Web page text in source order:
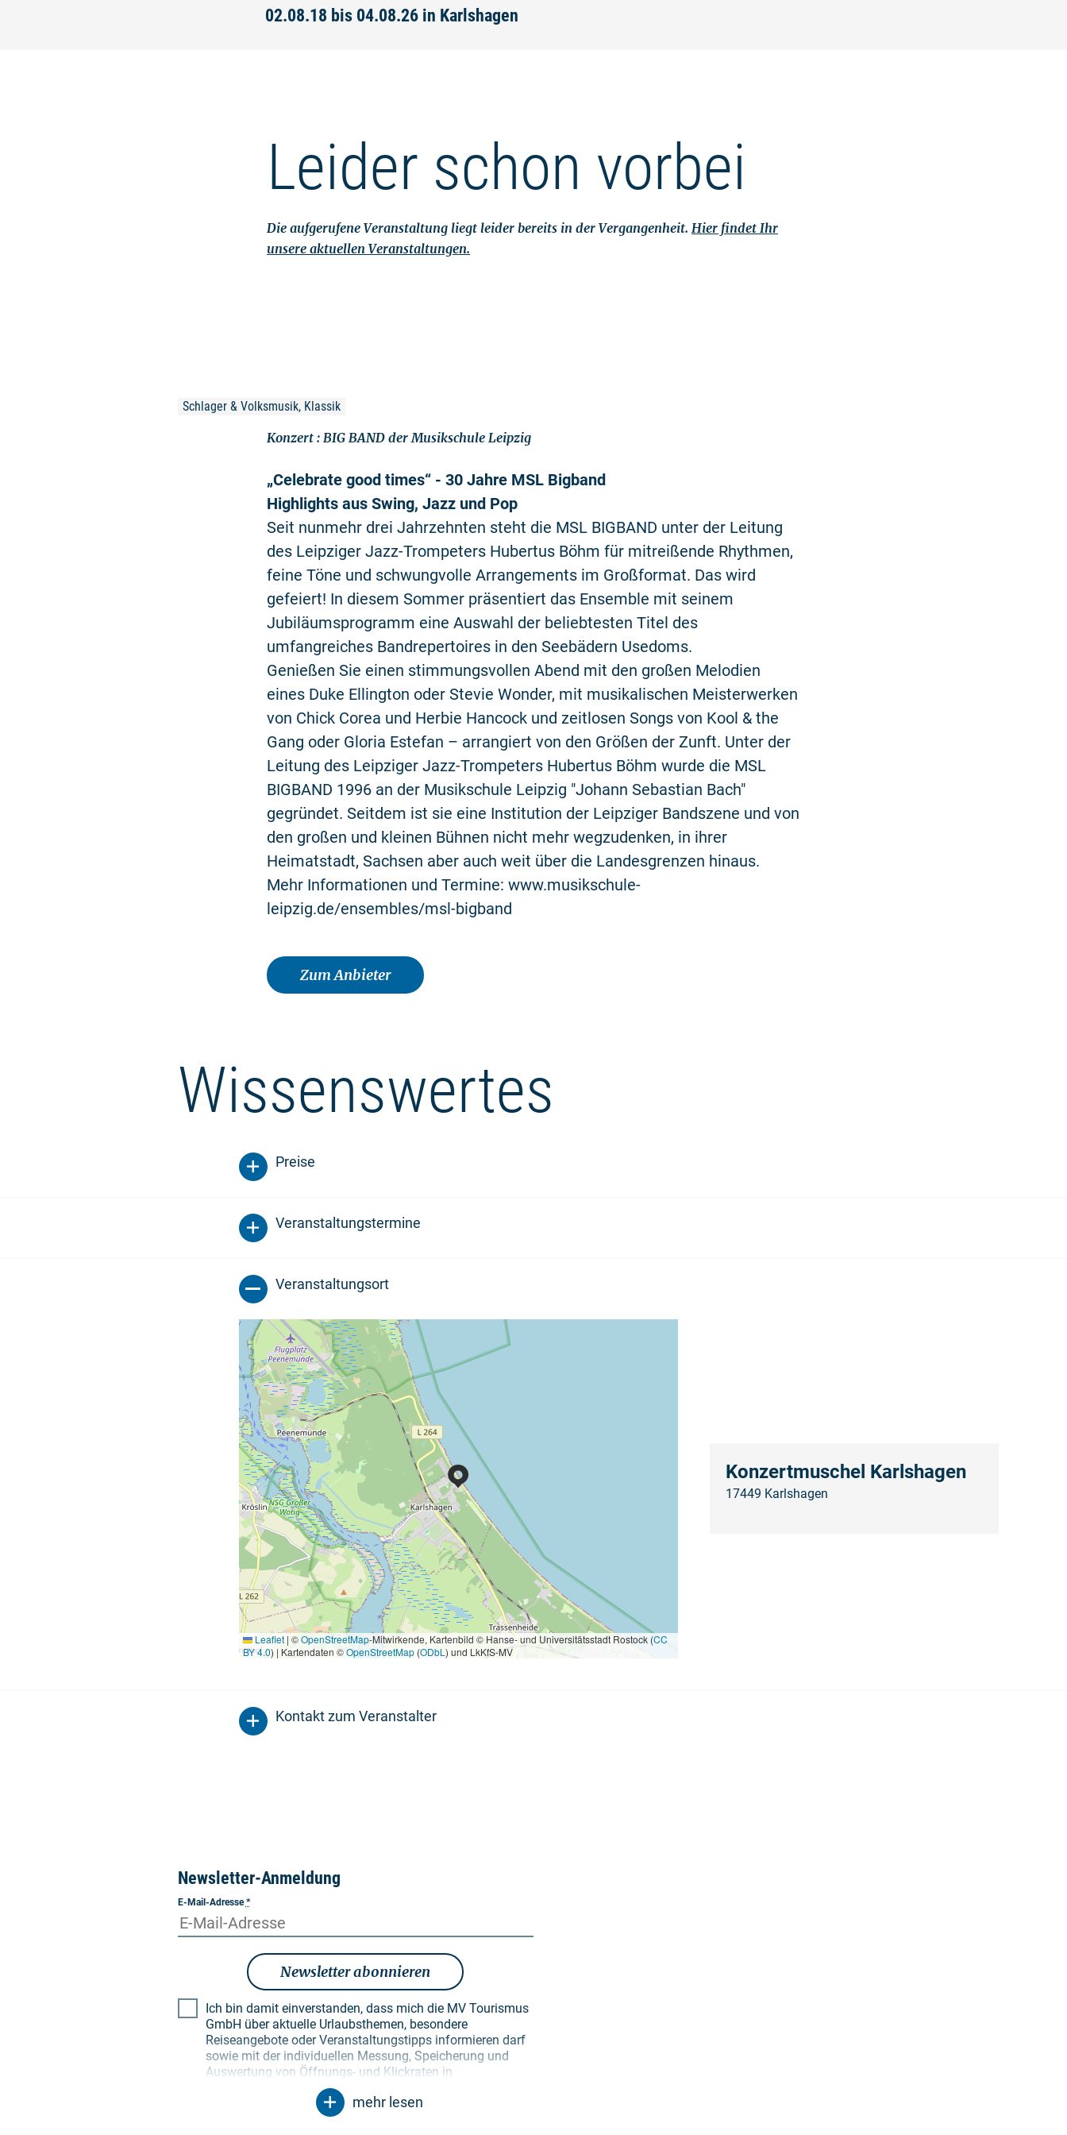
02.08.18 bis 04.08.26 in Karlshagen
Leider schon vorbei
Die aufgerufene Veranstaltung liegt leider bereits in der Vergangenheit. Hier findet Ihr
unsere aktuellen Veranstaltungen.
Schlager & Volksmusik, Klassik
Konzert : BIG BAND der Musikschule Leipzig
„Celebrate good times“ - 30 Jahre MSL Bigband
Highlights aus Swing, Jazz und Pop
Seit nunmehr drei Jahrzehnten steht die MSL BIGBAND unter der Leitung
des Leipziger Jazz-Trompeters Hubertus Böhm für mitreißende Rhythmen,
feine Töne und schwungvolle Arrangements im Großformat. Das wird
gefeiert! In diesem Sommer präsentiert das Ensemble mit seinem
Jubiläumsprogramm eine Auswahl der beliebtesten Titel des
umfangreiches Bandrepertoires in den Seebädern Usedoms.
Genießen Sie einen stimmungsvollen Abend mit den großen Melodien
eines Duke Ellington oder Stevie Wonder, mit musikalischen Meisterwerken
von Chick Corea und Herbie Hancock und zeitlosen Songs von Kool & the
Gang oder Gloria Estefan – arrangiert von den Größen der Zunft. Unter der
Leitung des Leipziger Jazz-Trompeters Hubertus Böhm wurde die MSL
BIGBAND 1996 an der Musikschule Leipzig "Johann Sebastian Bach"
gegründet. Seitdem ist sie eine Institution der Leipziger Bandszene und von
den großen und kleinen Bühnen nicht mehr wegzudenken, in ihrer
Heimatstadt, Sachsen aber auch weit über die Landesgrenzen hinaus.
Mehr Informationen und Termine: www.musikschule-
leipzig.de/ensembles/msl-bigband
Zum Anbieter
Wissenswertes
Preise
Veranstaltungstermine
Veranstaltungsort
Leaflet | ©OpenStreetMap-Mitwirkende, Kartenbild © Hanse- und Universitätsstadt Rostock (CC
BY 4.0) | Kartendaten ©OpenStreetMap(ODbL ) und LkKfS-MV
Konzertmuschel Karlshagen
17449 Karlshagen
Kontakt zum Veranstalter
Newsletter-Anmeldung
E-Mail-Adresse*
Newsletter abonnieren
Ich bin damit einverstanden, dass mich die MV Tourismus
GmbH über aktuelle Urlaubsthemen, besondere
Reiseangebote oder Veranstaltungstipps informieren darf
sowie mit der individuellen Messung, Speicherung und
Auswertung von Öffnungs- und Klickraten in
Empfängerprofilen zu Zwecken der Gestaltung künftiger
Newsletter. Meine Daten werden ausschließlich zu diesem
Zweck genutzt. Insbesondere erfolgt keine Weitergabe an
mehr lesen